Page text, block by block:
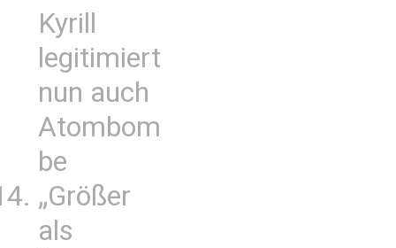
Kyrill
legitimiert
nun auch
Atombom
be
„Größer
als